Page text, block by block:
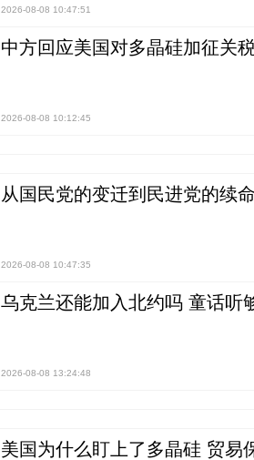
2026-08-08 10:47:51
中方回应美国对多晶硅加征关
2026-08-08 10:12:45
从国民党的变迁到民进党的续
2026-08-08 10:47:35
乌克兰还能加入北约吗 童话听
2026-08-08 13:24:48
美国为什么盯上了多晶硅 贸易